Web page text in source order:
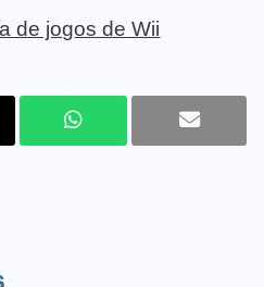
de jogos de Wii